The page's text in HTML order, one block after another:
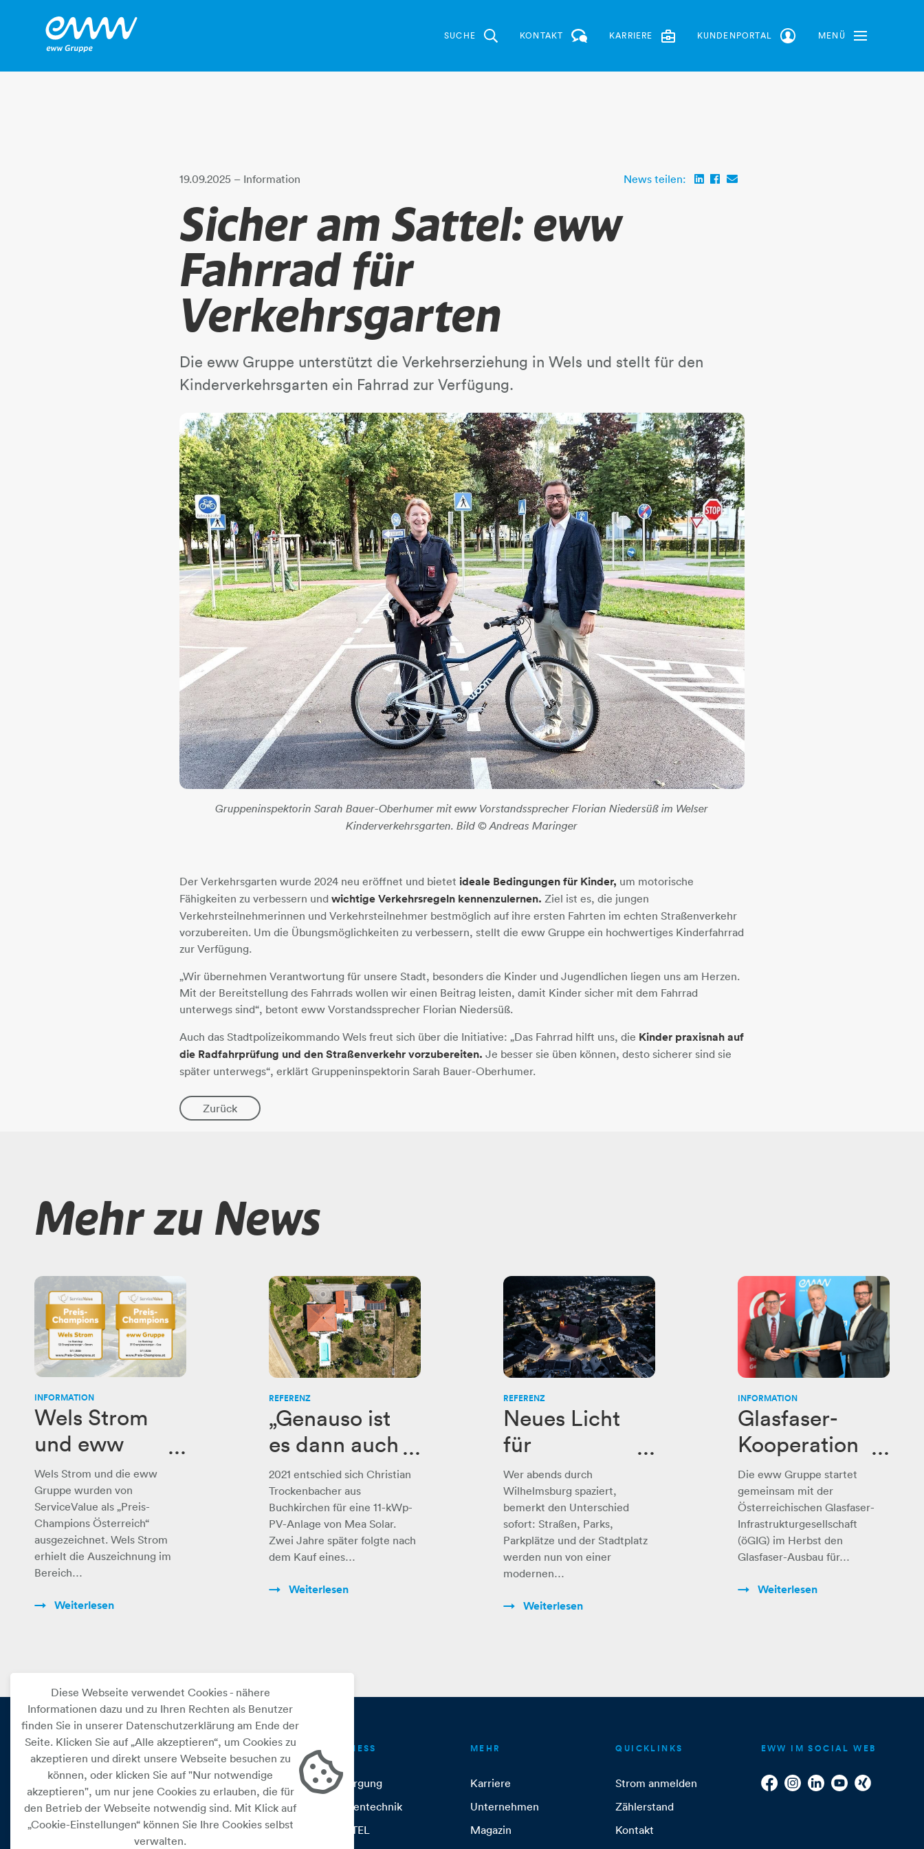
SUCHE KONTAKT KARRIERE KUNDENPORTAL MENÜ
Toggle Navbar
19.09.2025 – Information News teilen:
Sicher am Sattel: eww
Fahrrad für
Verkehrsgarten
Die eww Gruppe unterstützt die Verkehrserziehung in Wels und stellt für den
Kinderverkehrsgarten ein Fahrrad zur Verfügung.
Gruppeninspektorin Sarah Bauer-Oberhumer mit eww Vorstandssprecher Florian Niedersüß im Welser
Kinderverkehrsgarten. Bild © Andreas Maringer
Der Verkehrsgarten wurde 2024 neu eröffnet und bietet ideale Bedingungen für Kinder, um motorische
Fähigkeiten zu verbessern undwichtige Verkehrsregeln kennenzulernen. Ziel ist es, die jungen
Verkehrsteilnehmerinnen und Verkehrsteilnehmer bestmöglich auf ihre ersten Fahrten im echten Straßenverkehr
vorzubereiten. Um die Übungsmöglichkeiten zu verbessern, stellt die eww Gruppe ein hochwertiges Kinderfahrrad
zur Verfügung.
„Wir übernehmen Verantwortung für unsere Stadt, besonders die Kinder und Jugendlichen liegen uns am Herzen.
Mit der Bereitstellung des Fahrrads wollen wir einen Beitrag leisten, damit Kinder sicher mit dem Fahrrad
unterwegs sind“, betont eww Vorstandssprecher Florian Niedersüß.
Auch das Stadtpolizeikommando Wels freut sich über die Initiative: „Das Fahrrad hilft uns, die Kinder praxisnah auf
die Radfahrprüfung und den Straßenverkehr vorzubereiten. Je besser sie üben können, desto sicherer sind sie
später unterwegs“, erklärt Gruppeninspektorin Sarah Bauer-Oberhumer.
Zurück
Mehr zu News
INFORMATION
Wels Strom
und eww
Gruppe sind
„Preis-
Champions“
Wels Strom und die eww
Gruppe wurden von
ServiceValue als „Preis-
Champions Österreich“
ausgezeichnet. Wels Strom
erhielt die Auszeichnung im
Bereich…
Weiterlesen
REFERENZ
„Genauso ist
es dann auch
eingetroffen“
2021 entschied sich Christian
Trockenbacher aus
Buchkirchen für eine 11-kWp-
PV-Anlage von Mea Solar.
Zwei Jahre später folgte nach
dem Kauf eines…
Weiterlesen
REFERENZ
Neues Licht
für
Wilhelmsbur
g: Bis zu 63
Prozent
weniger
Stromverbra
uch
Wer abends durch
Wilhelmsburg spaziert,
bemerkt den Unterschied
sofort: Straßen, Parks,
Parkplätze und der Stadtplatz
werden nun von einer
modernen…
Weiterlesen
INFORMATION
Glasfaser-
Kooperation
für Wels:
Highspeed-
Internet mit
freier
Die eww Gruppe startet
gemeinsam mit der
Österreichischen Glasfaser-
Infrastrukturgesellschaft
(öGIG) im Herbst den
Glasfaser-Ausbau für…
Weiterlesen
PRIVAT
Versorgung
Leistungen
Kundenservice
BUSINESS
Versorgung
Anlagentechnik
ITandTEL
MEHR
Karriere
Unternehmen
Magazin
QUICKLINKS
Strom anmelden
Zählerstand
Kontakt
EWW IM SOCIAL WEB
Diese Webseite verwendet Cookies - nähere
Informationen dazu und zu Ihren Rechten als Benutzer
finden Sie in unserer Datenschutzerklärung am Ende der
Seite. Klicken Sie auf „Alle akzeptieren“, um Cookies zu
akzeptieren und direkt unsere Webseite besuchen zu
können, oder klicken Sie auf "Nur notwendige
akzeptieren", um nur jene Cookies zu erlauben, die für
den Betrieb der Webseite notwendig sind. Mit Klick auf
„Cookie-Einstellungen“ können Sie Ihre Cookies selbst
verwalten.